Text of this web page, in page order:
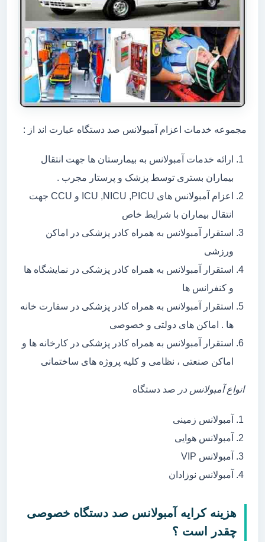
مجموعه خدمات اعزام آمبولانس صد دستگاه عبارت اند از :
ارائه خدمات آمبولانس به بیمارستان ها جهت انتقال
بیماران بستری توسط پزشک و پرستار مجرب .
اعزام آمبولانس های ICU ,NICU ,PICU و CCU جهت
انتقال بیماران با شرایط خاص
استقرار آمبولانس به همراه کادر پزشکی در اماکن
ورزشی
استقرار آمبولانس به همراه کادر پزشکی در نمایشگاه ها
و کنفرانس ها
استقرار آمبولانس به همراه کادر پزشکی در سفارت خانه
ها . اماکن های دولتی و خصوصی
استقرار آمبولانس به همراه کادر پزشکی در کارخانه ها و
اماکن صنعتی ، نظامی و کلیه پروژه های ساختمانی
انواع آمبولانس در صد دستگاه
آمبولانس زمینی
آمبولانس هوایی
آمبولانس VIP
آمبولانس نوزادان
هزینه کرایه آمبولانس صد دستگاه خصوصی
چقدر است ؟